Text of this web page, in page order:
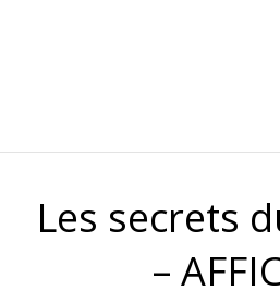
Les secrets
–